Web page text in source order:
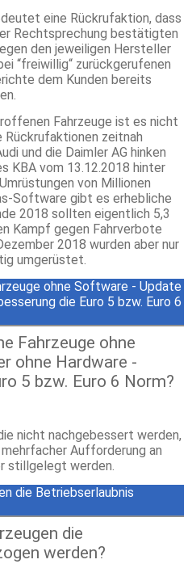
eine Rückrufaktion, dass
Rechtsprechung bestätigten
den jeweiligen Hersteller
“freiwillig“ zurückgerufenen
dem Kunden bereits
Fahrzeuge ist es nicht
zeitnah
und die Daimler AG hinken
KBA vom 13.12.2018 hinter
von Millionen
Software gibt es erhebliche
2018 sollten eigentlich 5,3
Kampf gegen Fahrverbote
2018 wurden aber nur
umgerüstet.
ohne Software - Update
die Euro 5 bzw. Euro 6
Fahrzeuge ohne
ohne Hardware -
5 bzw. Euro 6 Norm?
nicht nachgebessert werden,
Aufforderung an
stillgelegt werden.
die Betriebserlaubnis
die
werden?